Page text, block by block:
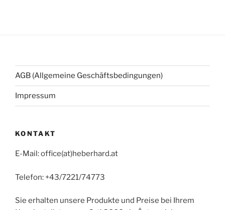
AGB (Allgemeine Geschäftsbedingungen)
Impressum
KONTAKT
E-Mail: office(at)heberhard.at
Telefon: +43/7221/74773
Sie erhalten unsere Produkte und Preise bei Ihrem